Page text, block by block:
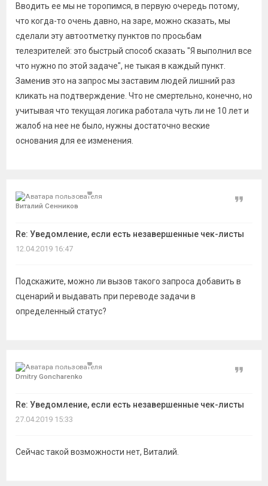
Вводить ее мы не торопимся, в первую очередь потому,
что когда-то очень давно, на заре, можно сказать, мы
сделали эту автоотметку пунктов по просьбам
телезрителей: это быстрый способ сказать "Я выполнил все
что нужно по этой задаче", не тыкая в каждый пункт.
Заменив это на запрос мы заставим людей лишний раз
кликать на подтверждение. Что не смертельно, конечно, но
учитывая что текущая логика работала чуть ли не 10 лет и
жалоб на нее не было, нужны достаточно веские
основания для ее изменения.
Виталий Сенников
Re: Уведомление, если есть незавершенные чек-листы
Цитата
12.04.2019 16:47
Подскажите, можно ли вызов такого запроса добавить в
сценарий и выдавать при переводе задачи в
определенный статус?
Dmitry Goncharenko
Re: Уведомление, если есть незавершенные чек-листы
Цитата
27.04.2019 15:33
Сейчас такой возможности нет, Виталий.